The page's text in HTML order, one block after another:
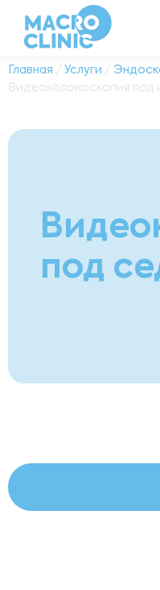
Главная / Услуги /
Видеоколоноскопия под
под